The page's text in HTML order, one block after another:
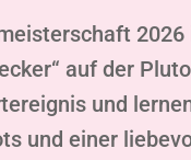
auf der
und
und einer